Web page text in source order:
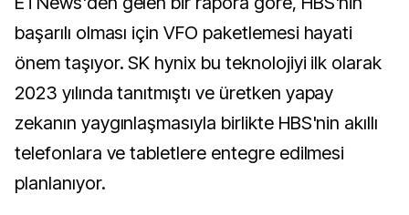
başarılı olması için VFO paketlemesi hayati
önem taşıyor. SK hynix bu teknolojiyi ilk olarak
2023 yılında tanıtmıştı ve üretken yapay
zekanın yaygınlaşmasıyla birlikte HBS'nin akıllı
telefonlara ve tabletlere entegre edilmesi
planlanıyor.